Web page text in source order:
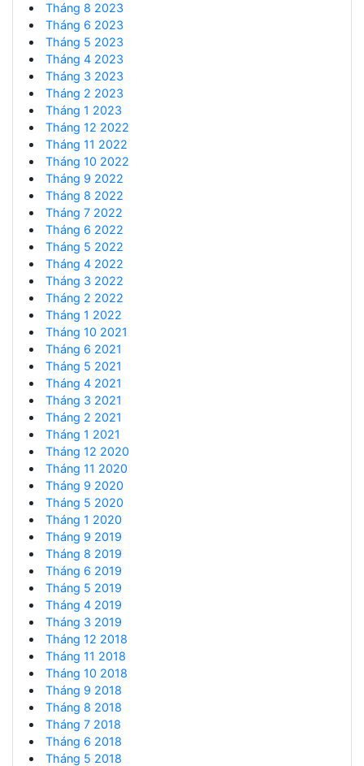
Tháng 8 2023
Tháng 6 2023
Tháng 5 2023
Tháng 4 2023
Tháng 3 2023
Tháng 2 2023
Tháng 1 2023
Tháng 12 2022
Tháng 11 2022
Tháng 10 2022
Tháng 9 2022
Tháng 8 2022
Tháng 7 2022
Tháng 6 2022
Tháng 5 2022
Tháng 4 2022
Tháng 3 2022
Tháng 2 2022
Tháng 1 2022
Tháng 10 2021
Tháng 6 2021
Tháng 5 2021
Tháng 4 2021
Tháng 3 2021
Tháng 2 2021
Tháng 1 2021
Tháng 12 2020
Tháng 11 2020
Tháng 9 2020
Tháng 5 2020
Tháng 1 2020
Tháng 9 2019
Tháng 8 2019
Tháng 6 2019
Tháng 5 2019
Tháng 4 2019
Tháng 3 2019
Tháng 12 2018
Tháng 11 2018
Tháng 10 2018
Tháng 9 2018
Tháng 8 2018
Tháng 7 2018
Tháng 6 2018
Tháng 5 2018